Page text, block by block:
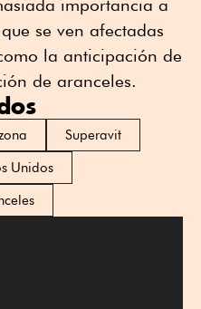
importancia a
se ven afectadas
la anticipación de
de aranceles.
Superavit
Unidos